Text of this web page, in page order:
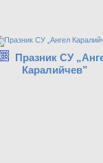
Празник СУ
Каралийчев”